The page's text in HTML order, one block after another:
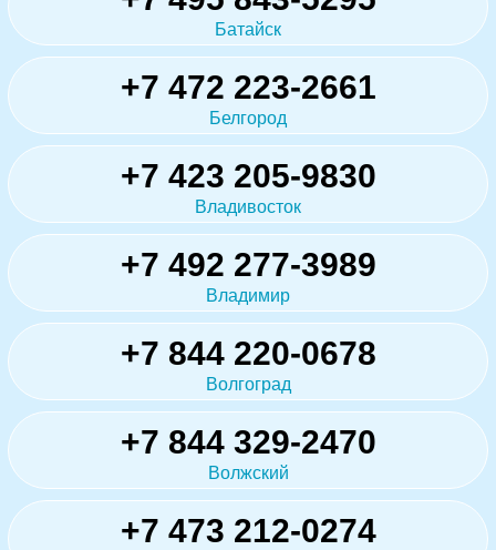
Батайск
+7 472 223-2661
Белгород
+7 423 205-9830
Владивосток
+7 492 277-3989
Владимир
+7 844 220-0678
Волгоград
+7 844 329-2470
Волжский
+7 473 212-0274